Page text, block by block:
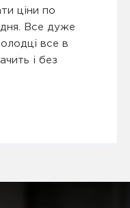
ціни по
Все дуже
все в
і без